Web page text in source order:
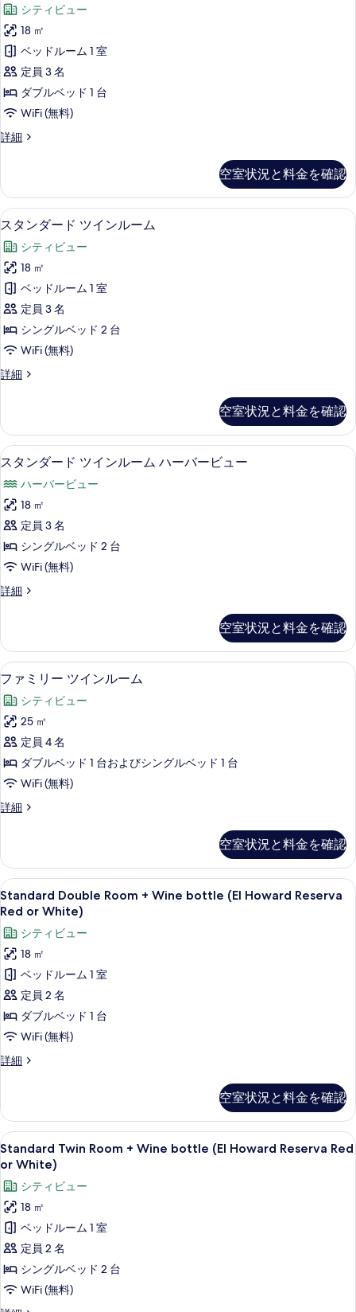
客
室
の
絞
り
込
み
条
ン
ダ
ー
ド
ダ
ル
ー
ム
の
す
べ
て
の
写
真
を
す
る
シティビュー
18 ㎡
ベッドルーム 1 室
定員 3 名
ダブルベッド 1 台
WiFi (無料)
詳細
ス
ー
ド
ダ
ル
ル
ー
ム
の
詳
細
空室状況と料金を確認
ス
タ
ン
ダ
ー
ド
ツ
ン
ー
ム
の
す
べ
て
の
写
真
示
す
る
高級寝具、羽毛の掛け布団、セーフ
6
スタンダード ツインルーム
シティビュー
18 ㎡
ベッドルーム 1 室
定員 3 名
シングルベッド 2 台
WiFi (無料)
詳細
ス
ー
ド
ツ
ン
ル
ー
ム
の
詳
細
空室状況と料金を確認
ス
ン
ダ
ー
ド
イ
ル
ー
ム
ハ
ー
バ
ー
ビ
ュ
す
べ
て
の
写
真
を
表
示
す
高級寝具、羽毛の掛け布団、セーフ
6
スタンダード ツインルーム ハーバービュー
ハーバービュー
18 ㎡
定員 3 名
シングルベッド 2 台
WiFi (無料)
詳細
ス
ー
ド
ツ
ン
ル
ー
ム
ハ
ー
バ
ー
の
詳
細
空室状況と料金を確認
フ
ァ
ミ
リ
ー
ツ
ン
ー
ム
の
す
べ
て
の
写
真
を
表
る
高級寝具、羽毛の掛け布団、セーフ
8
ファミリー ツインルーム
シティビュー
25 ㎡
定員 4 名
ダブルベッド 1 台およびシングルベッド 1 台
WiFi (無料)
詳細
フ
ー
ツ
イ
ン
ー
ム
の
詳
細
空室状況と料金を確認
Standard
Double
Room
+
Wine
bottle
(El
Howard
Reserva
Red
or
の
す
べ
て
の
写
真
を
表
示
高級寝具、羽毛の掛け布団、セーフ
5
Standard Double Room + Wine bottle (El Howard Reserva
Red or White)
シティビュー
18 ㎡
ベッドルーム 1 室
定員 2 名
ダブルベッド 1 台
WiFi (無料)
詳細
Standard
Wine
bottle
(El
Howard
Red
or
White)
の
詳
空室状況と料金を確認
Standard
Twin
Room
+
Wine
bottle
(El
Howard
Reserva
Red
高級寝具、羽毛の掛け布団、セーフ
6
Standard Twin Room + Wine bottle (El Howard Reserva Red
or White)
シティビュー
18 ㎡
ベッドルーム 1 室
定員 2 名
シングルベッド 2 台
WiFi (無料)